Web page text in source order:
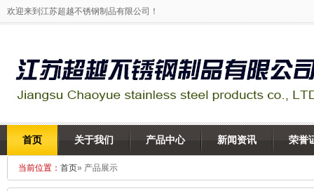
欢迎来到江苏超越不锈钢制品有限公司！
首页 关于我们 产品中心 新闻资讯 荣誉
当前位置： 首页» 产品展示